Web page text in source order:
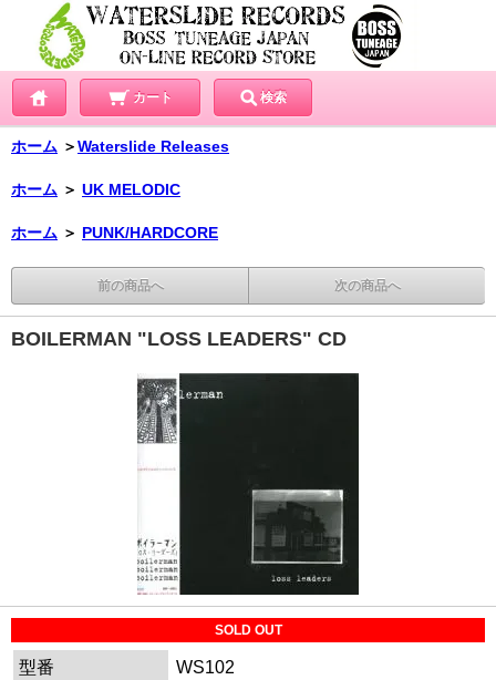
カート 検索
ホーム ＞Waterslide Releases
ホーム ＞ UK MELODIC
ホーム ＞ PUNK/HARDCORE
前の商品へ 次の商品へ
BOILERMAN "LOSS LEADERS" CD
SOLD OUT
型番
WS102